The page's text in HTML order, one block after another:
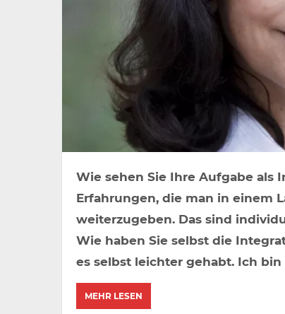
Wie sehen Sie Ihre Aufgabe als
Erfahrungen, die man in einem
weiterzugeben. Das sind
Wie haben Sie selbst die
es selbst leichter gehabt. Ich
MEHR LESEN